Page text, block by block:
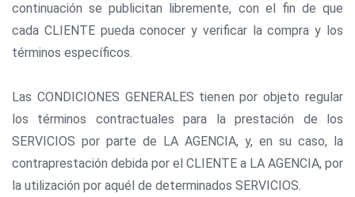
continuación se publicitan libremente, con el fin de que
cada CLIENTE pueda conocer y verificar la compra y los
términos específicos.
Las CONDICIONES GENERALES tienen por objeto regular
los términos contractuales para la prestación de los
SERVICIOS por parte de LA AGENCIA, y, en su caso, la
contraprestación debida por el CLIENTE a LA AGENCIA, por
la utilización por aquél de determinados SERVICIOS.